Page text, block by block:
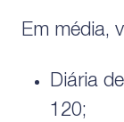
Em média,
Diária
120;